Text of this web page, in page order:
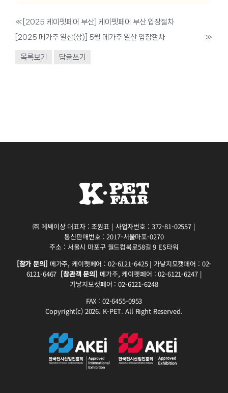
« [2025 케이펫페어 부산] 케이펫페어 부산 입장절차
[2025 메가주 일산(상)] 5월 메가주 일산 입장절차
»
목록보기 답글쓰기
㈜ 메쎄이상 대표자 : 조원표 | 사업자번호 : 372-81-02557 |
통신판매번호 : 2017-서울마포-0270
주소 : 서울시 마포구 월드컵북로58길 9 ES타워
[참가 문의] 메가주, 케이펫페어 : 02-6121-6425 | 가낳지모캣페어 : 02-
6121-6467 [참관객 문의] 메가주, 케이펫페어 : 02-6121-6247 |
가낳지모캣페어 : 02-6121-6248
FAX : 02-6455-0953
Copyright(c) 2026. K-PET. All Right Reserved.